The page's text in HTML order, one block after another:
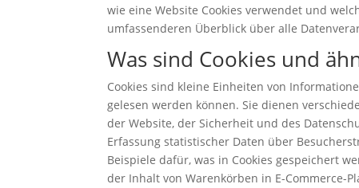
wie eine Website Cookies verwendet und
umfassenderen Überblick über alle
Was sind Cookies und
Cookies sind kleine Einheiten von
gelesen werden können. Sie dienen
der Website, der Sicherheit und des
Erfassung statistischer Daten über
Beispiele dafür, was in Cookies gespeichert
der Inhalt von Warenkörben in E-Commerce-